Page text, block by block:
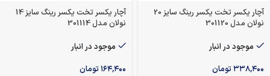
آچار یکسر تخت یکسر رینگ سایز 20
نولان مدل 301120
موجود در انبار
۳۳۸,۴۰۰تومان
آچار یکسر تخت یکسر رینگ سایز 14
نولان مدل 301114
موجود در انبار
۱۶۴,۴۰۰تومان